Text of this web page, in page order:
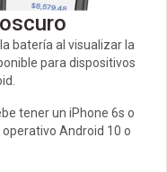
batería al visualizar la
para dispositivos
tener un iPhone 6s o
Android 10 o